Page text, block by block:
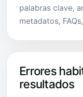
palabras clave,
metadatos,
Errores
resultados